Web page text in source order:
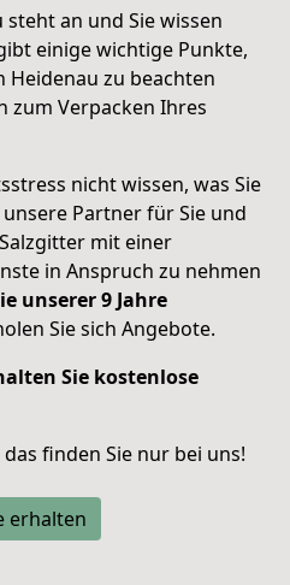
an und Sie wissen
einige wichtige Punkte,
Heidenau zu beachten
zum Verpacken Ihres
nicht wissen, was Sie
Partner für Sie und
mit einer
in Anspruch zu nehmen
unserer 9 Jahre
Sie sich Angebote.
Sie kostenlose
das finden Sie nur bei uns!
erhalten